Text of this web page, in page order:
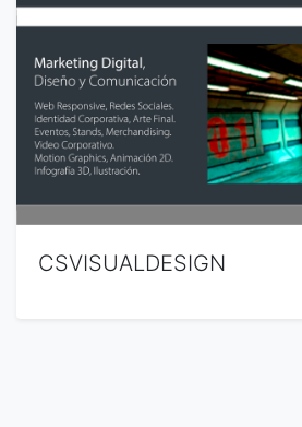
CSVISUALDESIGN